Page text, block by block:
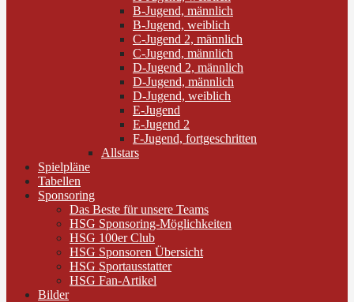
B-Jugend, männlich
B-Jugend, weiblich
C-Jugend 2, männlich
C-Jugend, männlich
D-Jugend 2, männlich
D-Jugend, männlich
D-Jugend, weiblich
E-Jugend
E-Jugend 2
F-Jugend, fortgeschritten
Allstars
Spielpläne
Tabellen
Sponsoring
Das Beste für unsere Teams
HSG Sponsoring-Möglichkeiten
HSG 100er Club
HSG Sponsoren Übersicht
HSG Sportausstatter
HSG Fan-Artikel
Bilder